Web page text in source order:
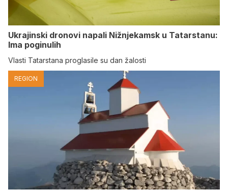
Ukrajinski dronovi napali Nižnjekamsk u Tatarstanu:
Ima poginulih
Vlasti Tatarstana proglasile su dan žalosti
REGION